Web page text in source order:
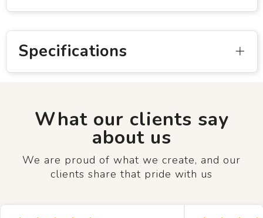
Specifications
What our clients say
about us
We are proud of what we create, and our
clients share that pride with us